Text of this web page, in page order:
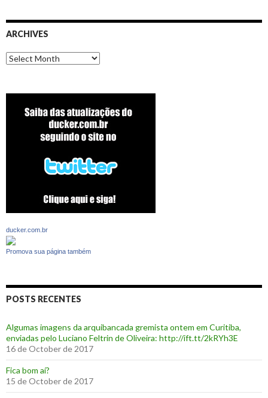
ARCHIVES
Archives
ducker.com.br
Promova sua página também
POSTS RECENTES
Algumas imagens da arquibancada gremista ontem em Curitiba,
enviadas pelo Luciano Feltrin de Oliveira: http://ift.tt/2kRYh3E
16 de October de 2017
‪Fica bom aí?‬
15 de October de 2017